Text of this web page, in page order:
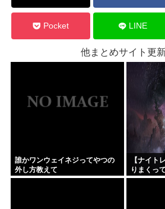
Pocket LINE
他まとめサイト更
誰かワンウェイネジってやつの
外し方教えて
【ナイト
りまくっ
する気が